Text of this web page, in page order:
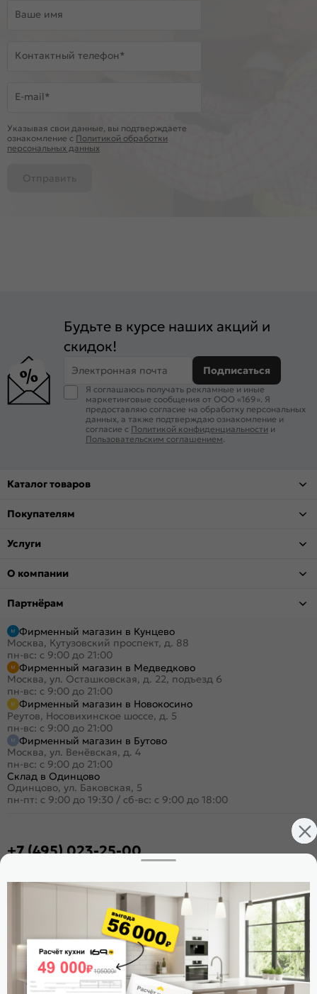
Ваше имя
Контактный телефон*
E-mail*
Указывая свои данные, вы подтверждаете
ознакомление c Политикой обработки
персональных данных
Отправить
Будьте в курсе наших акций и
скидок!
Электронная почта Подписаться
Я соглашаюсь получать рекламные и иные
маркетинговые сообщения от ООО «169». Я
предоставляю согласие на обработку персональных
данных, а также подтверждаю ознакомление и
согласие с Политикой конфиденциальности и
Пользовательским соглашением.
Каталог товаров
Покупателям
Услуги
О компании
Партнёрам
Фирменный магазин в Кунцево
Москва, Кутузовский проспект, д. 88
пн-вс: с 9:00 до 21:00
Фирменный магазин в Медведково
Москва, ул. Осташковская, д. 22, подъезд 6
пн-вс: с 9:00 до 21:00
Фирменный магазин в Новокосино
Реутов, Носовихинское шоссе, д. 5
пн-вс: с 9:00 до 21:00
Фирменный магазин в Бутово
Москва, ул. Венёвская, д. 4
пн-вс: с 9:00 до 21:00
Склад в Одинцово
Одинцово, ул. Баковская, 5
пн-пт: с 9:00 до 19:30 / сб-вс: с 9:00 до 18:00
+7 (495) 023-25-00
Стать дилером
Расскажите о нас
Поделиться
Оцените магазин